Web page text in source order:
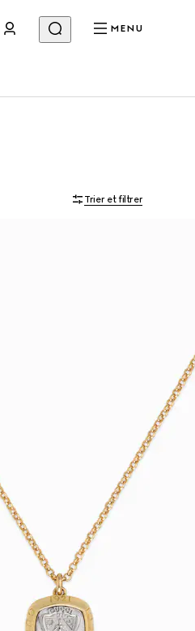
MENU
Trier et filtrer